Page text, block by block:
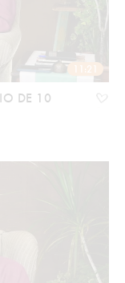
11:21
DE 10